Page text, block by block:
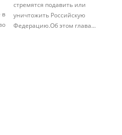
в
стремятся подавить или
уничтожить Российскую
Федерацию.Об этом глава...